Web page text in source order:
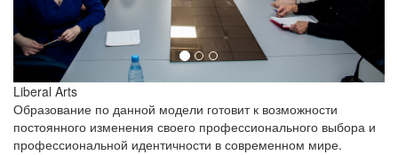
Liberal Arts
Образование по данной модели готовит к возможности
постоянного изменения своего профессионального выбора и
профессиональной идентичности в современном мире.